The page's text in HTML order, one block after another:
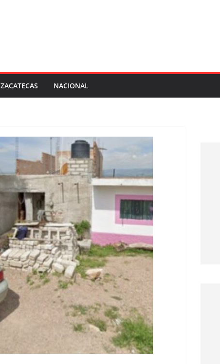
ZACATECAS NACIONAL